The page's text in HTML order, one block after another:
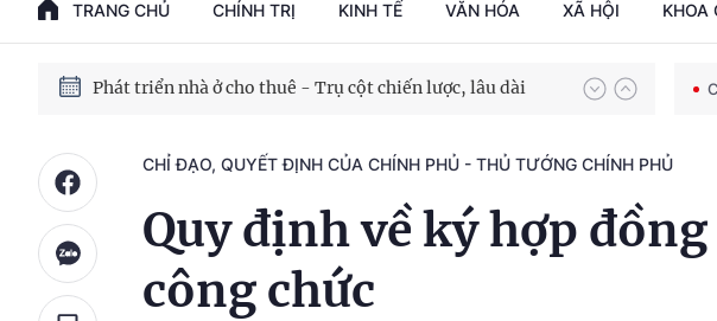
TRANG CHỦ CHÍNH TRỊ KINH TẾ VĂN HÓA XÃ HỘI KHOA
Bảo vệ nền tảng tư tưởng của Đảng trong kỷ nguyên phát triển mới
Phát triển nhà ở cho thuê - Trụ cột chiến lược, lâu dài
CHỈ ĐẠO, QUYẾT ĐỊNH CỦA CHÍNH PHỦ - THỦ TƯỚNG CHÍNH PHỦ
Quy định về ký hợp
công chức